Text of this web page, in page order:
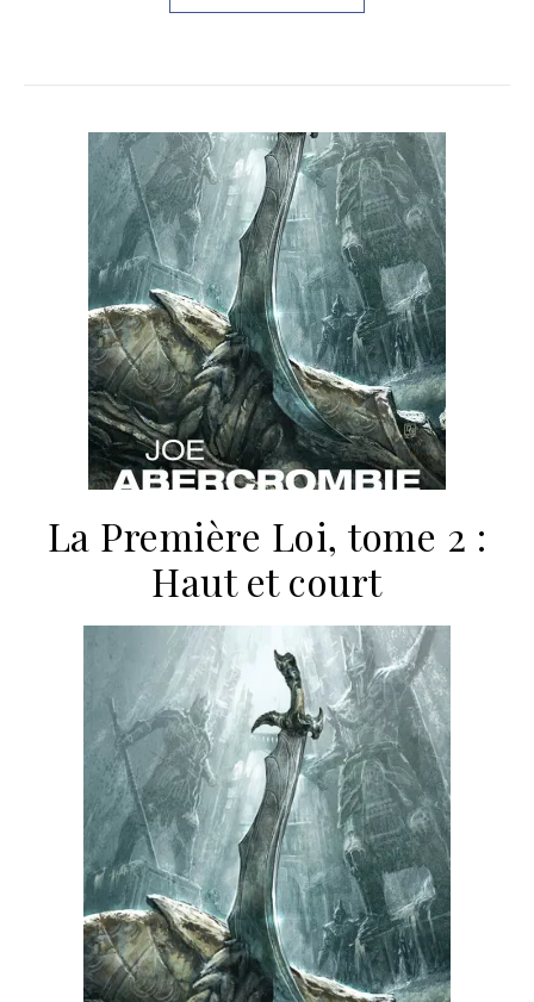
La Première Loi, tome 2 :
Haut et court